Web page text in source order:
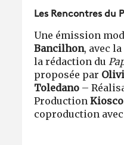
Les Rencontres du
Une émission
Bancilhon, avec
la rédaction du
proposée par
Toledano –
Production
coproduction